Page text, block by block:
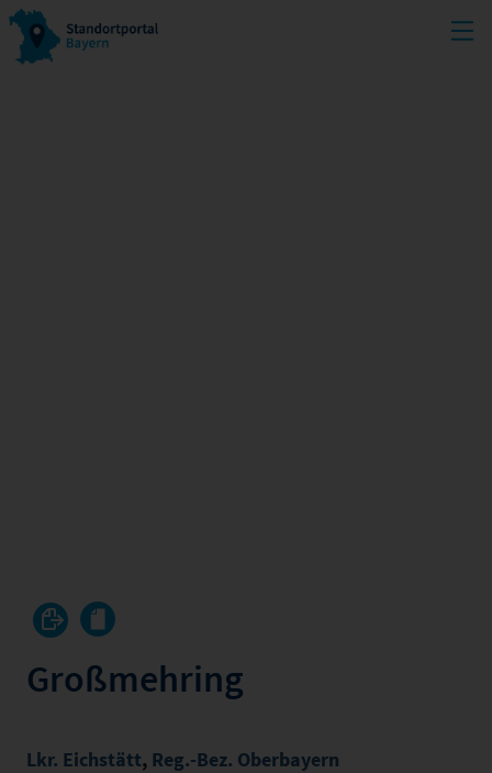
Großmehring
Lkr. Eichstätt, Reg.-Bez. Oberbayern